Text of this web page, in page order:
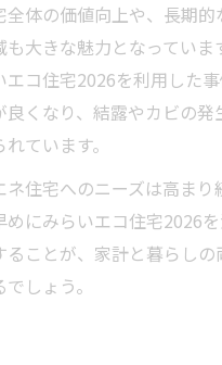
全体の価値向上や、長期
も大きな魅力となっていま
エコ住宅2026を利用した
良くなり、結露やカビの発
ています。
ネ住宅へのニーズは高ま
めにみらいエコ住宅2026
ることが、家計と暮らしの
しょう。